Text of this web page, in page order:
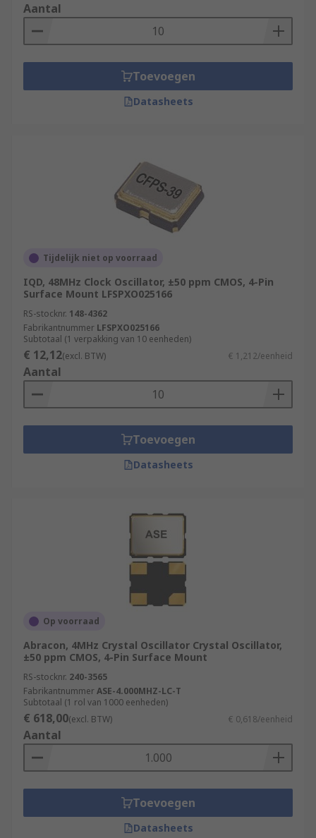
Aantal
Toevoegen
Datasheets
Tijdelijk niet op voorraad
IQD, 48MHz Clock Oscillator, ±50 ppm CMOS, 4-Pin
Surface Mount LFSPXO025166
RS-stocknr. 148-4362
Fabrikantnummer LFSPXO025166
Subtotaal (1 verpakking van 10 eenheden)
€ 12,12(excl. BTW) € 1,212/eenheid
Aantal
Toevoegen
Datasheets
Op voorraad
Abracon, 4MHz Crystal Oscillator Crystal Oscillator,
±50 ppm CMOS, 4-Pin Surface Mount
RS-stocknr. 240-3565
FabrikantnummerASE-4.000MHZ-LC-T
Subtotaal (1 rol van 1000 eenheden)
€ 618,00(excl. BTW) € 0,618/eenheid
Aantal
Toevoegen
Datasheets